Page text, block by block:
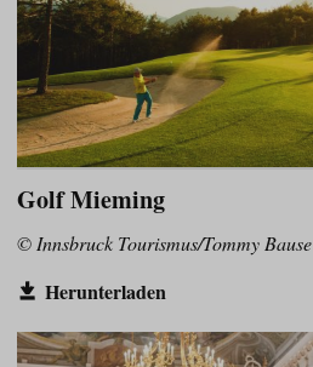
Golf Mieming
© Innsbruck Tourismus/Tommy Bause
Herunterladen